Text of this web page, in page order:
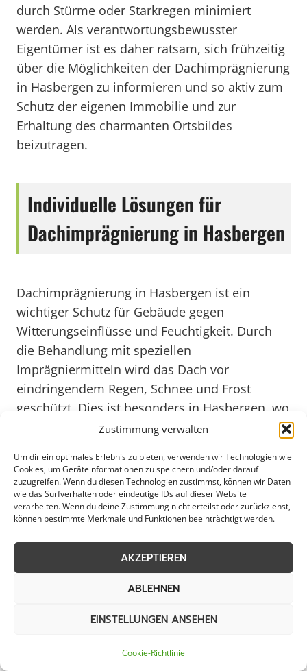
Zustimmung verwalten
Um dir ein optimales Erlebnis zu bieten, verwenden wir Technologien wie
Cookies, um Geräteinformationen zu speichern und/oder darauf
zuzugreifen. Wenn du diesen Technologien zustimmst, können wir Daten
wie das Surfverhalten oder eindeutige IDs auf dieser Website
verarbeiten. Wenn du deine Zustimmung nicht erteilst oder zurückziehst,
können bestimmte Merkmale und Funktionen beeinträchtigt werden.
AKZEPTIEREN
ABLEHNEN
EINSTELLUNGEN ANSEHEN
Cookie-Richtlinie
durch Stürme oder Starkregen minimiert
werden. Als verantwortungsbewusster
Eigentümer ist es daher ratsam, sich frühzeitig
über die Möglichkeiten der Dachimprägnierung
in Hasbergen zu informieren und so aktiv zum
Schutz der eigenen Immobilie und zur
Erhaltung des charmanten Ortsbildes
beizutragen.
Individuelle Lösungen für
Dachimprägnierung in Hasbergen
Dachimprägnierung in Hasbergen ist ein
wichtiger Schutz für Gebäude gegen
Witterungseinflüsse und Feuchtigkeit. Durch
die Behandlung mit speziellen
Imprägniermitteln wird das Dach vor
eindringendem Regen, Schnee und Frost
geschützt. Dies ist besonders in Hasbergen, wo
das Klima wechselhaft sein kann, von großer
Lebensdauer des Dachs und trägt zur Erhaltung
der Bausubstanz bei, was sowohl für
Gewerbebetriebe als auch für private
Haushalte in Hasbergen wichtig ist.
Mit einer professionellen Dachimprägnierung
in Hasbergen können nicht nur Schäden am
Energiekosten gesenkt werden. Ein gut
Wärmedämmung und hilft, Heizkosten zu